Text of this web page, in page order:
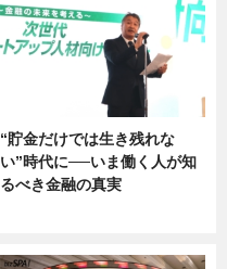
“貯金だけでは生き残れな
い”時代に──いま働く人が知
るべき金融の真実